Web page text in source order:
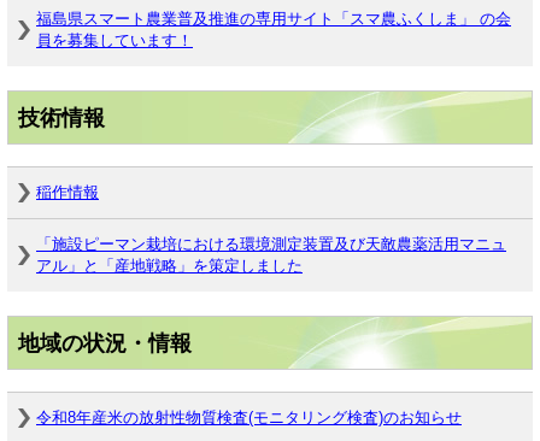
福島県スマート農業普及推進の専用サイト「スマ農ふくしま」 の会
員を募集しています！
技術情報
稲作情報
「施設ピーマン栽培における環境測定装置及び天敵農薬活用マニュ
アル」と「産地戦略」を策定しました
地域の状況・情報
令和8年産米の放射性物質検査(モニタリング検査)のお知らせ